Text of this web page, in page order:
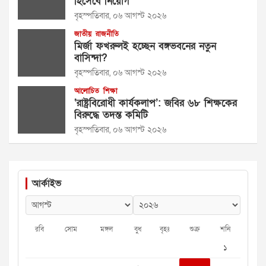
বৃহস্পতিবার, ০৬ আগস্ট ২০২৬
জাতীয় রাজনীতি
মির্জা ফখরুলই হচ্ছেন বঙ্গভবনের নতুন
বাসিন্দা?
বৃহস্পতিবার, ০৬ আগস্ট ২০২৬
আলোচিত শিক্ষা
‘রাষ্ট্রবিরোধী কার্যকলাপ’: জবির ৬৮ শিক্ষকের
বিরুদ্ধে তদন্ত কমিটি
বৃহস্পতিবার, ০৬ আগস্ট ২০২৬
আর্কাইভ
রবি সোম মঙ্গল বুধ বৃহঃ শুক্র শনি
১